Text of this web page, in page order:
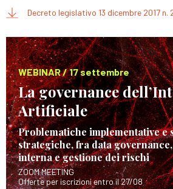
Decreto legislativo 13 dicembre 2017 n.
WEBINAR / 17 settembre
La governance
Artificiale
Problematiche implementative e
strategiche, fra data
interna e gestione dei rischi
ZOOM MEETING
Offerte per iscrizioni entro il 27/08